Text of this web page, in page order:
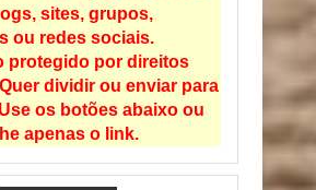
sites, grupos,
ou redes sociais.
protegido por direitos
dividir ou enviar para
os botões abaixo ou
apenas o link.